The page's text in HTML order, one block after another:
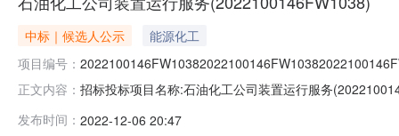
中标｜候选人公示
能源化工
项目编号：
正文内容： 招标投标项目名称:石油化工公司装置运行服务
(2022100146FW1038)2联系人：电话：7819581公示
发布时间： 2022-12-06 20:47